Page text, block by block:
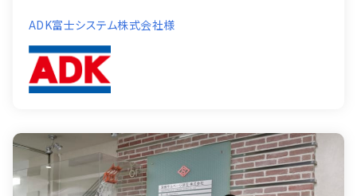
ADK富士システム株式会社様